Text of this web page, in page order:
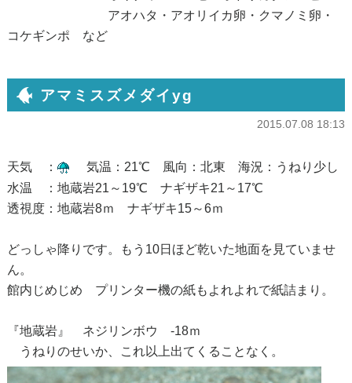
アオハタ・アオリイカ卵・クマノミ卵・
コケギンポ など
アマミスズメダイyg
2015.07.08 18:13
天気 ：
気温：21℃ 風向：北東 海況：うねり少し
水温 ：地蔵岩21～19℃ ナギザキ21～17℃
透視度：地蔵岩8ｍ ナギザキ15～6ｍ
どっしゃ降りです。もう10日ほど乾いた地面を見ていませ
ん。
館内じめじめ プリンター機の紙もよれよれで紙詰まり。
『地蔵岩』 ネジリンボウ -18ｍ
うねりのせいか、これ以上出てくることなく。